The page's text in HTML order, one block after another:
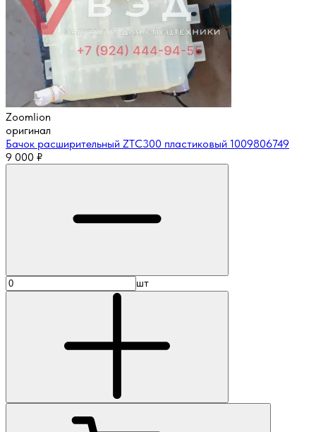
Zoomlion
оригинал
Бачок расширительный ZTC300 пластиковый 1009806749
9 000 ₽
шт